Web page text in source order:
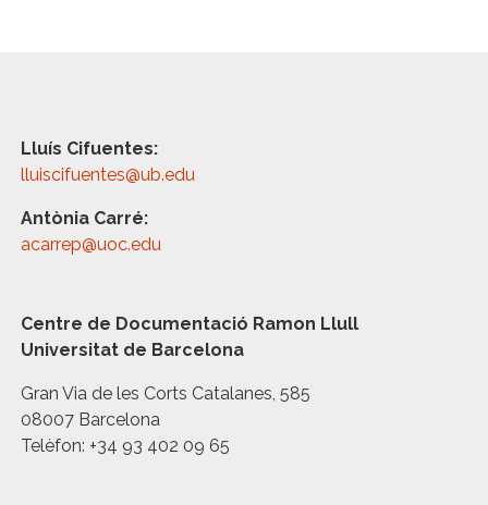
Lluís Cifuentes:
lluiscifuentes@ub.edu
Antònia Carré:
acarrep@uoc.edu
Centre de Documentació Ramon Llull
Universitat de Barcelona
Gran Via de les Corts Catalanes, 585
08007 Barcelona
Telèfon: +34 93 402 09 65